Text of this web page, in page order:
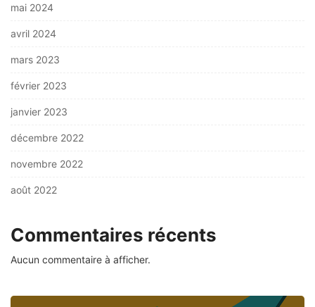
mai 2024
avril 2024
mars 2023
février 2023
janvier 2023
décembre 2022
novembre 2022
août 2022
Commentaires récents
Aucun commentaire à afficher.